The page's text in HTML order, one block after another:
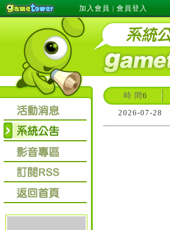
加入會員 | 會員登入
時 間 6
2026-07-28